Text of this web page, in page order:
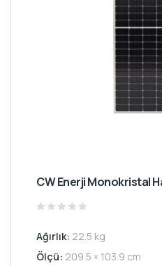
CW Enerji Monokristal
out
of
5
Ağırlık: 22.5 kg
Ölçü: 209.5 × 103.9 cm